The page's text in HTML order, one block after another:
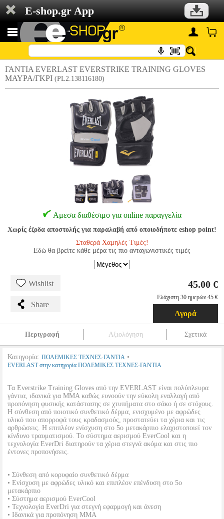
E-shop.gr App
ΓΑΝΤΙΑ EVERLAST EVERSTRIKE TRAINING GLOVES
ΜΑΥΡΑ/ΓΚΡΙ (PL2.138116180)
Αμεσα διαθέσιμο για online παραγγελία
Χωρίς έξοδα αποστολής για παραλαβή από οποιοδήποτε eshop point!
Σταθερά Χαμηλές Τιμές!
Εδώ θα βρείτε κάθε μέρα τις πιο ανταγωνιστικές τιμές
Wishlist
Share
45.00 €
Ελάχιστη 30 ημερών 45 €
Αγορά
Περιγραφή Αξιολόγηση Σχετικά
Κατηγορία: ΠΟΛΕΜΙΚΕΣ ΤΕΧΝΕΣ-ΓΑΝΤΙΑ •
EVERLAST στην κατηγορία ΠΟΛΕΜΙΚΕΣ ΤΕΧΝΕΣ-ΓΑΝΤΙΑ
Τα Everstrike Training Gloves από την EVERLAST είναι πολύπλευρα
γάντια, ιδανικά για MMA καθώς ευνοούν την εύκολη εναλλαγή από
προπόνηση φυσικής κατάστασης σε χτυπήματα στο σάκο ή σε στόχους.
Η σύνθεση από ποιοτικό συνθετικό δέρμα, ενισχυμένο με αφρώδες
υλικό που απορροφά τους κραδασμούς, προστατεύει τα χέρια και τις
αρθρώσεις. Η επιπλέον ενίσχυση στο 5ο μετακάρπιο ελαχιστοποιεί τον
κίνδυνο τραυματισμού. Το σύστημα αερισμού EverCool και η
τεχνολογία EverDri διατηρούν τα χέρια στεγνά ακόμα και στις πιο
έντονες προπονήσεις.
• Σύνθεση από κορυφαίο συνθετικό δέρμα
• Ενίσχυση με αφρώδες υλικό και επιπλέον επένδυση στο 5ο
μετακάρπιο
• Σύστημα αερισμού EverCool
• Τεχνολογία EverDri για στεγνή εφαρμογή και άνεση
• Ιδανικά για προπόνηση MMA